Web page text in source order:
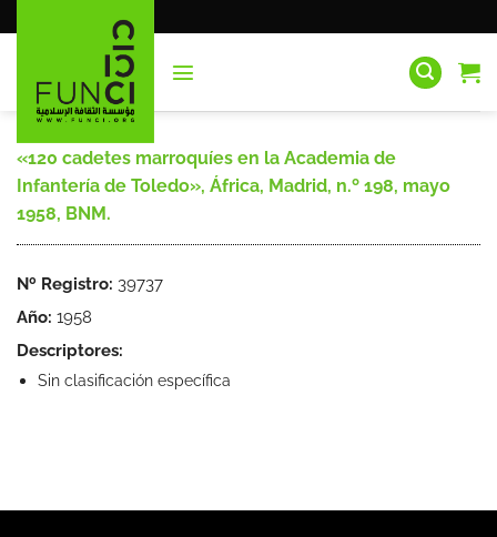
al
«120 cadetes marroquíes en la Academia de
Infantería de Toledo», África, Madrid, n.º 198, mayo
1958, BNM.
Nº Registro: 39737
Año: 1958
Descriptores:
Sin clasificación específica